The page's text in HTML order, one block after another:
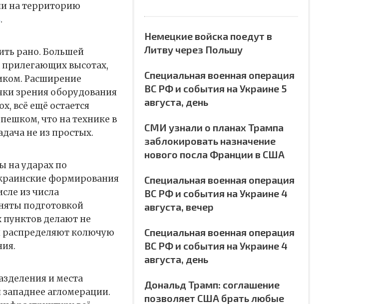
на территорию
.
рано. Большей
высотах,
Расширение
зрения оборудования
всё ещё остается
что на технике в
не из простых.
на ударах по
формирования
из числа
подготовкой
пунктов делают не
колючую
и места
агломерации.
Немецкие войска поедут в
Литву через Польшу
Специальная военная операция
ВС РФ и события на Украине 5
августа, день
СМИ узнали о планах Трампа
заблокировать назначение
нового посла Франции в США
Специальная военная операция
ВС РФ и события на Украине 4
августа, вечер
Специальная военная операция
ВС РФ и события на Украине 4
августа, день
Дональд Трамп: соглашение
позволяет США брать любые